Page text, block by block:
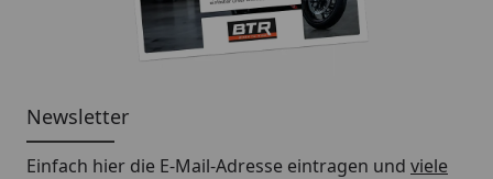
Newsletter
Einfach hier die E-Mail-Adresse eintragen und viele